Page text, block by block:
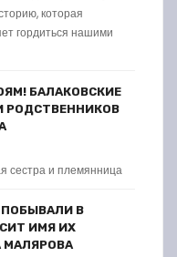
которая
гордиться нашими
БАЛАКОВСКИЕ
РОДСТВЕННИКОВ
сестра и племянница
В
ИМЯ ИХ
МАЛЯРОВА